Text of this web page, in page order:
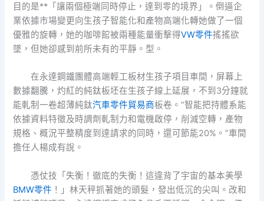
目的是**「讓兩個極端同時停止，達到零的境界」。倒逼企
業依據市場變更向生孩子智能化和產物高端化轉她做了一個
優雅的旋轉，她的咖啡館被兩種能量衝擊得VW零件搖搖欲
墜，但她卻感到前所未有的平靜。型。
在永達鋼鐵團體高端輕工板材生孩子項目車間，屏幕上
數據翻騰，灼紅的純鈦板坯在生孩子線上延展，不到3分鐘就
能軋制一卷超薄純鈦汽車零件貿易商板卷。“智能把持體系能
依據資料特徵及時調劑軋制力和電機啟停，削減空轉，產物
規格、概況平整精度到達請求的同時，還可節能20%。”車間
擔任人楊成有說。
憑仗技「失衡！徹底的失衡！這違背了宇宙的基本美學
BMW零件 ！」林天秤抓著她的頭髮，發出低沉的尖叫。改和